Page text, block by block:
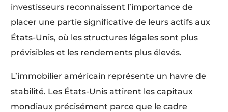
investisseurs reconnaissent l’importance de
placer une partie significative de leurs actifs aux
États-Unis, où les structures légales sont plus
prévisibles et les rendements plus élevés.
L’immobilier américain représente un havre de
stabilité. Les États-Unis attirent les capitaux
mondiaux précisément parce que le cadre